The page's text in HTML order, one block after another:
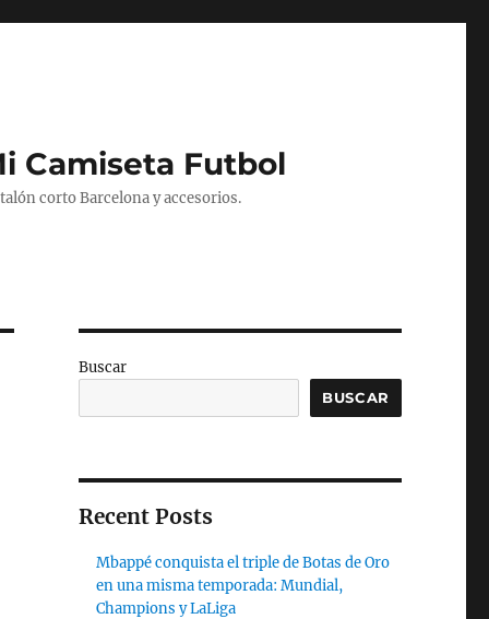
Camiseta Futbol
corto Barcelona y accesorios.
Buscar
BUSCAR
Recent Posts
Mbappé conquista el triple de Botas de Oro
en una misma temporada: Mundial,
Champions y LaLiga